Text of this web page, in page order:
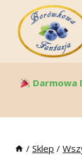
Content
Darmowa
/ Sklep /